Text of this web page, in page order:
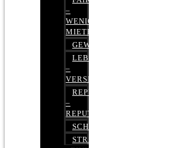
–
WENIGER
MIETE
GEWERBERECHT
LEBENSVERSICHERUNG
–
VERSICHERUNGSRECHT
REPUTATIONSRECHT
–
REPUTATIONSMANAGEMENT
SCHUFARECHT
STRAFRECHT